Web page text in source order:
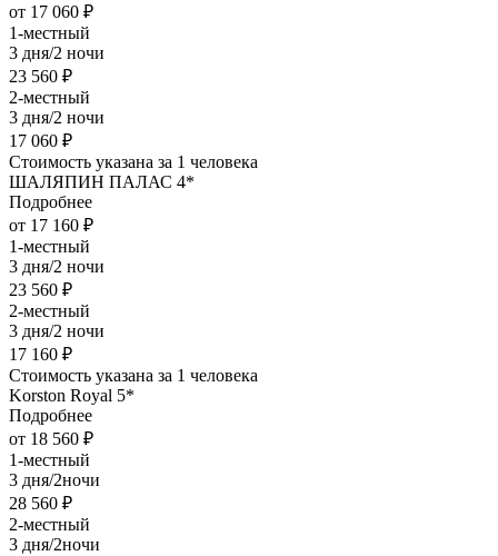
от 17 060 ₽
1-местный
3 дня/2 ночи
23 560 ₽
2-местный
3 дня/2 ночи
17 060 ₽
Стоимость указана за 1 человека
ШАЛЯПИН ПАЛАС 4*
Подробнее
от 17 160 ₽
1-местный
3 дня/2 ночи
23 560 ₽
2-местный
3 дня/2 ночи
17 160 ₽
Стоимость указана за 1 человека
Korston Royal 5*
Подробнее
от 18 560 ₽
1-местный
3 дня/2ночи
28 560 ₽
2-местный
3 дня/2ночи